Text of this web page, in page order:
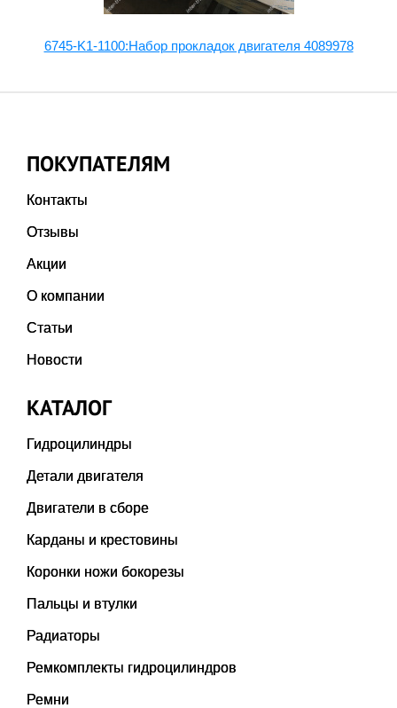
6745-K1-1100:Набор прокладок двигателя 4089978
ПОКУПАТЕЛЯМ
Контакты
Отзывы
Акции
О компании
Статьи
Новости
КАТАЛОГ
Гидроцилиндры
Детали двигателя
Двигатели в сборе
Карданы и крестовины
Коронки ножи бокорезы
Пальцы и втулки
Радиаторы
Ремкомплекты гидроцилиндров
Ремни